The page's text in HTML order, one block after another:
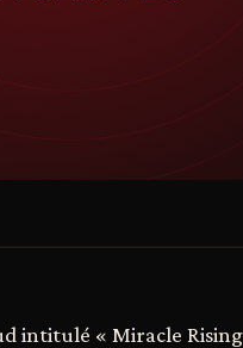
intitulé « Miracle